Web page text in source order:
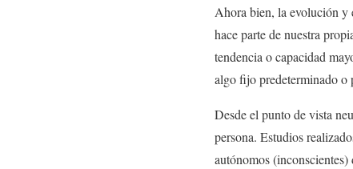
Ahora bien, la evolución y
hace parte de nuestra
tendencia o capacidad
algo fijo predeterminado o
Desde el punto de vista
persona. Estudios
autónomos